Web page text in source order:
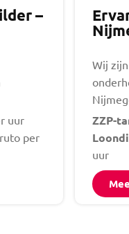
–
uur
per
Wij
ZZP-
uur